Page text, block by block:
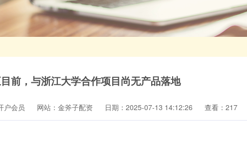
前，与浙江大学合作项目尚无产品落地
户会员 网站：金斧子配资 日期：2025-07-13 14:12:26 查看：217